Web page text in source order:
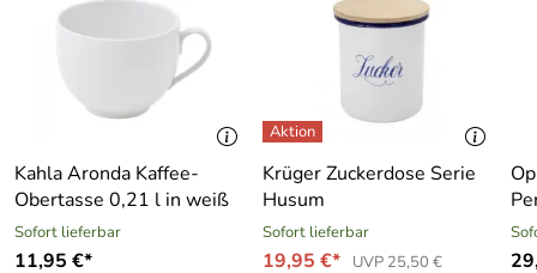
Hersteller: Porzellanmanufaktur Kahla/Thüringen GmbH,
Christian-Eckardt-Straße 38, 07768 Kahla,
service@kahlaporzellan.com
Kahla Aronda Kaffee-
Obertasse 0,21 l in weiß
Sofort lieferbar
11,95 €*
Krüger Zuckerdose Serie
Husum
Sofort lieferbar
19,95 €* UVP 25,50 €